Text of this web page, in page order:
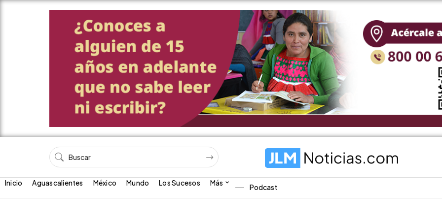
Inicio Aguascalientes México Mundo Los Sucesos Más Podcast